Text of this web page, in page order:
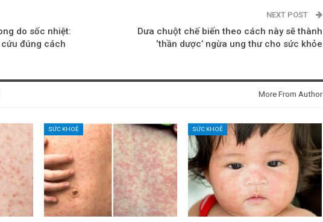
do sốc nhiệt:
đúng cách
NEXT POST
Dưa chuột chế biến theo cách này sẽ thành
‘thần dược’ ngừa ung thư cho sức khỏe
More From Author
SỨC KHOẺ SỨC KHOẺ